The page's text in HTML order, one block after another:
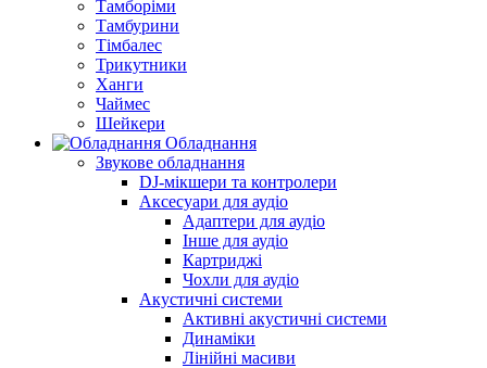
Тамборіми
Тамбурини
Тімбалес
Трикутники
Ханги
Чаймес
Шейкери
Обладнання
Звукове обладнання
DJ-мікшери та контролери
Аксесуари для аудіо
Адаптери для аудіо
Інше для аудіо
Картриджі
Чохли для аудіо
Акустичні системи
Активні акустичні системи
Динаміки
Лінійні масиви